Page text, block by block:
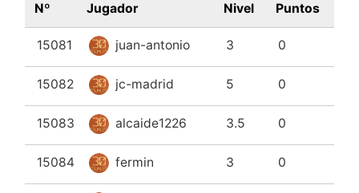
Nº Jugador Nivel Puntos
15081 juan-antonio 3 0
15082 jc-madrid 5 0
15083 alcaide1226 3.5 0
15084 fermin 3 0